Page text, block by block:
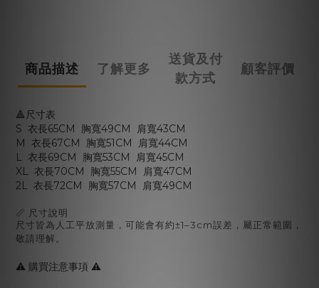
商品描述 了解更多
送貨及付
款方式
顧客評價
🔺尺寸表
S 衣長65CM 胸寬49CM 肩寬43CM
M 衣長67CM 胸寬51CM 肩寬44CM
L 衣長69CM 胸寬53CM 肩寬45CM
XL 衣長70CM 胸寬55CM 肩寬47CM
2L 衣長72CM 胸寬57CM 肩寬49CM
📏 尺寸說明
尺寸皆為人工平放測量，可能會有約±1–3cm誤差，屬正常範圍，
敬請理解。
⚠️ 購買注意事項 ⚠️